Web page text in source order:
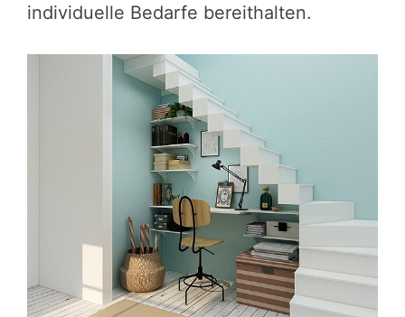
individuelle Bedarfe bereithalten.